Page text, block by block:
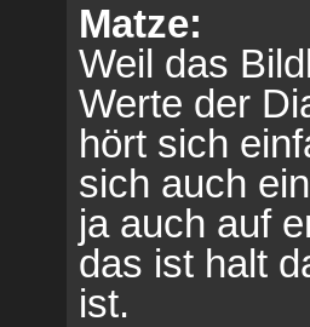
Matze:
Weil das
Werte der
hört sich
sich auch
ja auch auf
das ist halt
ist.